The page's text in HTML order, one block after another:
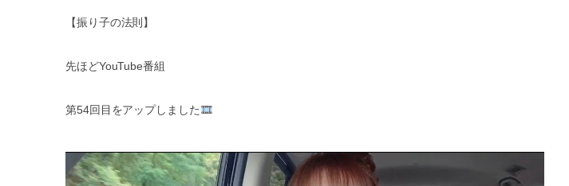
【振り子の法則】
先ほどYouTube番組
第54回目をアップしました